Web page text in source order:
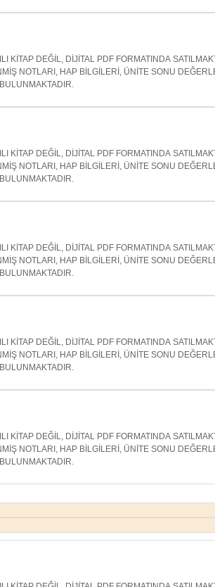
KİTAP DEĞİL, DİJİTAL PDF FORMATINDA
NOTLARI, HAP BİLGİLERİ, ÜNİTE SONU
KİTAP DEĞİL, DİJİTAL PDF FORMATINDA
NOTLARI, HAP BİLGİLERİ, ÜNİTE SONU
KİTAP DEĞİL, DİJİTAL PDF FORMATINDA
NOTLARI, HAP BİLGİLERİ, ÜNİTE SONU
KİTAP DEĞİL, DİJİTAL PDF FORMATINDA
NOTLARI, HAP BİLGİLERİ, ÜNİTE SONU
KİTAP DEĞİL, DİJİTAL PDF FORMATINDA
NOTLARI, HAP BİLGİLERİ, ÜNİTE SONU